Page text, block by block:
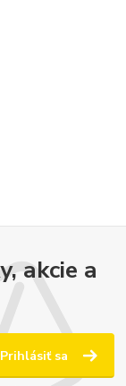
akcie a
Prihlásiť sa